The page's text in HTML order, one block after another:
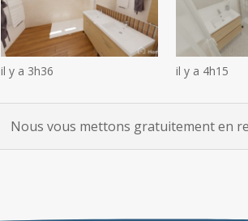
il y a 3h36 il y a 4h15
Nous vous mettons gratuitement en